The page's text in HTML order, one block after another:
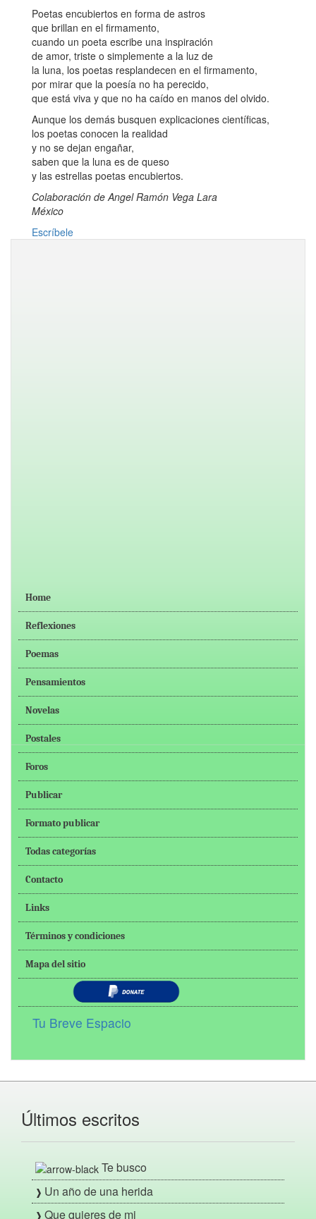
Poetas encubiertos en forma de astros
que brillan en el firmamento,
cuando un poeta escribe una inspiración
de amor, triste o simplemente a la luz de
la luna, los poetas resplandecen en el firmamento,
por mirar que la poesía no ha perecido,
que está viva y que no ha caído en manos del olvido.
Aunque los demás busquen explicaciones científicas,
los poetas conocen la realidad
y no se dejan engañar,
saben que la luna es de queso
y las estrellas poetas encubiertos.
Colaboración de Angel Ramón Vega Lara
México
Escríbele
Home
Reflexiones
Poemas
Pensamientos
Novelas
Postales
Foros
Publicar
Formato publicar
Todas categorías
Contacto
Links
Términos y condiciones
Mapa del sitio
Tu Breve Espacio
Últimos escritos
Te busco
Un año de una herida
Que quieres de mi